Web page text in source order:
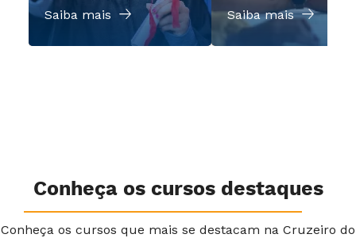
Saiba mais Saiba mais
Conheça os cursos destaques
Conheça os cursos que mais se destacam na Cruzeiro do